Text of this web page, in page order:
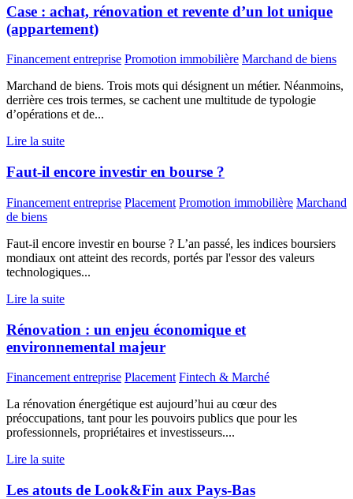
Case : achat, rénovation et revente d’un lot unique
(appartement)
Financement entreprise Promotion immobilière Marchand de biens
Marchand de biens. Trois mots qui désignent un métier. Néanmoins,
derrière ces trois termes, se cachent une multitude de typologie
d’opérations et de...
Lire la suite
Faut-il encore investir en bourse ?
Financement entreprise Placement Promotion immobilière Marchand
de biens
Faut-il encore investir en bourse ? L’an passé, les indices boursiers
mondiaux ont atteint des records, portés par l'essor des valeurs
technologiques...
Lire la suite
Rénovation : un enjeu économique et
environnemental majeur
Financement entreprise Placement Fintech & Marché
La rénovation énergétique est aujourd’hui au cœur des
préoccupations, tant pour les pouvoirs publics que pour les
professionnels, propriétaires et investisseurs....
Lire la suite
Les atouts de Look&Fin aux Pays-Bas